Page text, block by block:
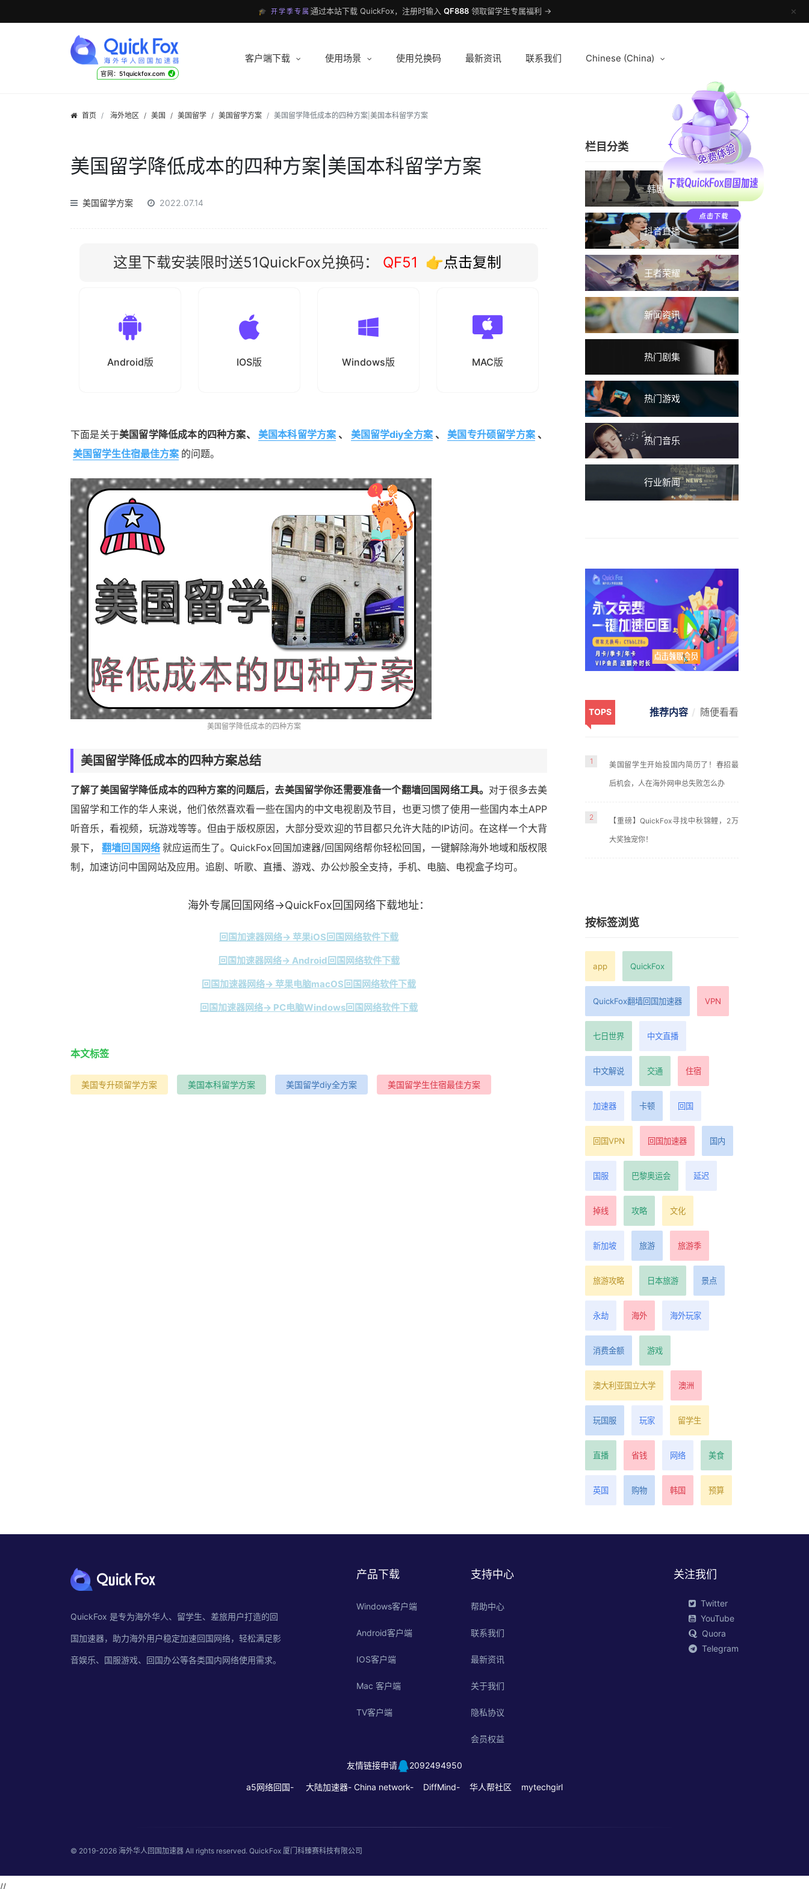
🎓 开学季专属 通过本站下载 QuickFox，注册时输入 QF888领取留学生专属福利 → ✕
官网：51quickfox.com √
客户端下载 使用场景 使用兑换码 最新资讯 联系我们 Chinese (China)
首页 海外地区 / 美国 / 美国留学 / 美国留学方案 美国留学降低成本的四种方案|美国本科留学方案
美国留学降低成本的四种方案|美国本科留学方案
美国留学方案 2022.07.14
这里下载安装限时送51QuickFox兑换码： QF51 👉点击复制
Android版 IOS版 Windows版 MAC版
下面是关于美国留学降低成本的四种方案、 美国本科留学方案 、 美国留学diy全方案 、 美国专升硕留学方案 、
美国留学生住宿最佳方案 的问题。
美国留学降低成本的四种方案
美国留学降低成本的四种方案总结
了解了美国留学降低成本的四种方案的问题后，去美国留学你还需要准备一个翻墙回国网络工具。 对于很多去美
国留学和工作的华人来说，他们依然喜欢看一些在国内的中文电视剧及节目，也更习惯了使用一些国内本土APP
听音乐，看视频，玩游戏等等。但由于版权原因，大部分受欢迎的节目都只允许大陆的IP访问。在这样一个大背
景下，
翻墙回国网络 就应运而生了。QuickFox回国加速器/回国网络帮你轻松回国，一键解除海外地域和版权限
制，加速访问中国网站及应用。追剧、听歌、直播、游戏、办公炒股全支持，手机、电脑、电视盒子均可。
海外专属回国网络→QuickFox回国网络下载地址：
回国加速器网络→ 苹果iOS回国网络软件下载
回国加速器网络→ Android回国网络软件下载
回国加速器网络→ 苹果电脑macOS回国网络软件下载
回国加速器网络→ PC电脑Windows回国网络软件下载
本文标签
美国专升硕留学方案 美国本科留学方案 美国留学diy全方案 美国留学生住宿最佳方案
栏目分类
韩剧TV
抖音直播
王者荣耀
新闻资讯
热门剧集
热门游戏
热门音乐
行业新闻
TOPS 推荐内容 随便看看
1 美国留学生开始投国内简历了！春招最
后机会，人在海外网申总失败怎么办
2 【重磅】QuickFox寻找中秋锦鲤，2万
大奖独宠你！
按标签浏览
app QuickFox
QuickFox翻墙回国加速器 VPN
七日世界 中文直播
中文解说 交通 住宿
加速器 卡顿 回国
回国VPN 回国加速器 国内
国服 巴黎奥运会 延迟
掉线 攻略 文化
新加坡 旅游 旅游季
旅游攻略 日本旅游 景点
永劫 海外 海外玩家
消费金额 游戏
澳大利亚国立大学 澳洲
玩国服 玩家 留学生
直播 省钱 网络 美食
英国 购物 韩国 预算
QuickFox 是专为海外华人、留学生、差旅用户打造的回
国加速器，助力海外用户稳定加速回国网络，轻松满足影
音娱乐、国服游戏、回国办公等各类国内网络使用需求。
产品下载
Windows客户端
Android客户端
IOS客户端
Mac 客户端
TV客户端
支持中心
帮助中心
联系我们
最新资讯
关于我们
隐私协议
会员权益
关注我们
Twitter
YouTube
Quora
Telegram
友情链接申请 2092494950
a5网络回国- 大陆加速器- China network- DiffMind- 华人帮社区 mytechgirl
© 2019-2026 海外华人回国加速器 All rights reserved. QuickFox 厦门科臻赛科技有限公司
//